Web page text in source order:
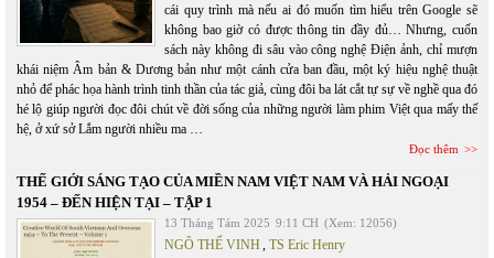
cái quy trình mà nếu ai đó muốn tìm hiểu trên Google sẽ
không bao giờ có được thông tin đầy đủ… Nhưng, cuốn
sách này không đi sâu vào công nghệ Điện ảnh, chỉ mượn
khái niệm Âm bản & Dương bản như một cánh cửa ban đầu, một ký hiệu nghệ thuật
nhỏ để phác họa hành trình tinh thần của tác giả, cùng đôi ba lát cắt tự sự về nghề qua đó
hé lộ giúp người đọc đôi chút về đời sống của những người làm phim Việt qua mấy thế
hệ, ở xứ sở Lắm người nhiều ma …
Đọc thêm
THẾ GIỚI SÁNG TẠO CỦA MIỀN NAM VIỆT NAM VÀ HẢI NGOẠI
1954 – ĐẾN HIỆN TẠI – TẬP 1
13 Tháng Tám 2025 9:11 CH (Xem: 12056)
NGÔ THẾ VINH TS Eric Henry